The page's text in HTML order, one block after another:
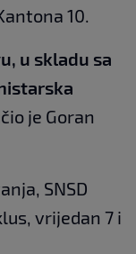
10.
u skladu sa
je Goran
SNSD
vrijedan 7 i